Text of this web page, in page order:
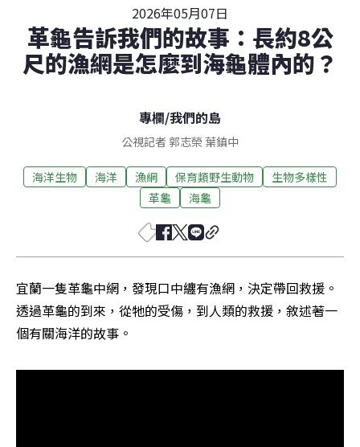
2026年05月07日
革龜告訴我們的故事：長約8公
尺的漁網是怎麼到海龜體內的？
專欄/我們的島
公視記者 郭志榮 葉鎮中
海洋生物 海洋 漁網 保育類野生動物
生物多樣性
革龜
海龜
宜蘭一隻革龜中網，發現口中纏有漁網，決定帶回救援。
透過革龜的到來，從牠的受傷，到人類的救援，敘述著一
個有關海洋的故事。